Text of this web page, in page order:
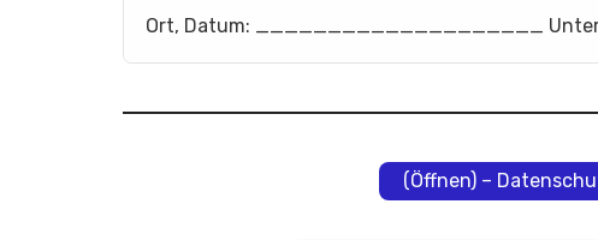
Ort, Datum: ____________________
(Öffnen) –